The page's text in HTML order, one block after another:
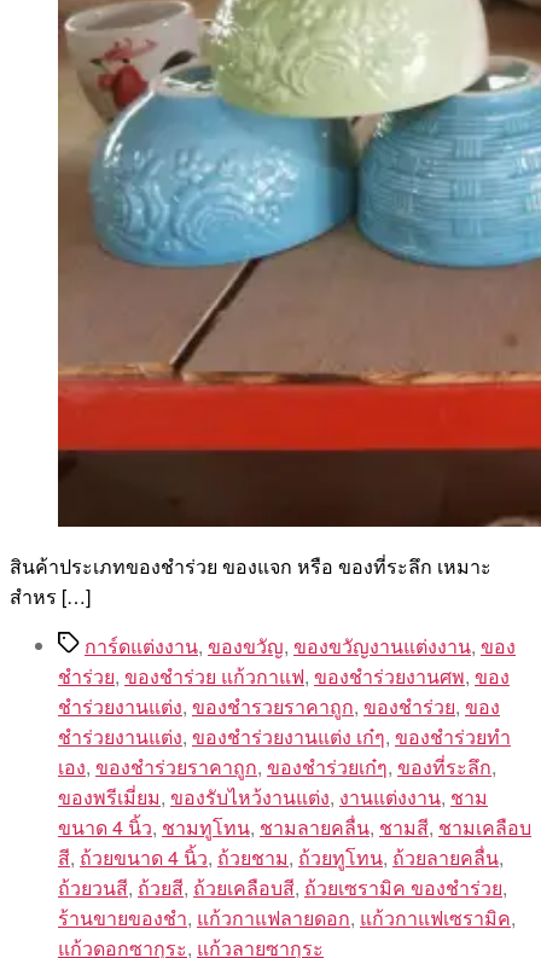
สินค้าประเภทของชำร่วย ของแจก หรือ ของที่ระลึก เหมาะ
สำหร […]
Tagsการ์ดแต่งงาน, ของขวัญ, ของขวัญงานแต่งงาน, ของ
ชำร่วย, ของชำร่วย แก้วกาแฟ, ของชำร่วยงานศพ, ของ
ชำร่วยงานแต่ง, ของชำรวยราคาถูก, ของชําร่วย, ของ
ชําร่วยงานแต่ง, ของชําร่วยงานแต่ง เก๋ๆ, ของชําร่วยทํา
เอง, ของชําร่วยราคาถูก, ของชําร่วยเก๋ๆ, ของที่ระลึก,
ของพรีเมี่ยม, ของรับไหว้งานแต่ง, งานแต่งงาน, ชาม
ขนาด 4 นิ้ว, ชามทูโทน, ชามลายคลื่น, ชามสี, ชามเคลือบ
สี, ถ้วยขนาด 4 นิ้ว, ถ้วยชาม, ถ้วยทูโทน, ถ้วยลายคลื่น,
ถ้วยวนสี, ถ้วยสี, ถ้วยเคลือบสี, ถ้วยเซรามิค ของชำร่วย,
ร้านขายของชํา, แก้วกาแฟลายดอก, แก้วกาแฟเซรามิค,
แก้วดอกซากุระ, แก้วลายซากุระ